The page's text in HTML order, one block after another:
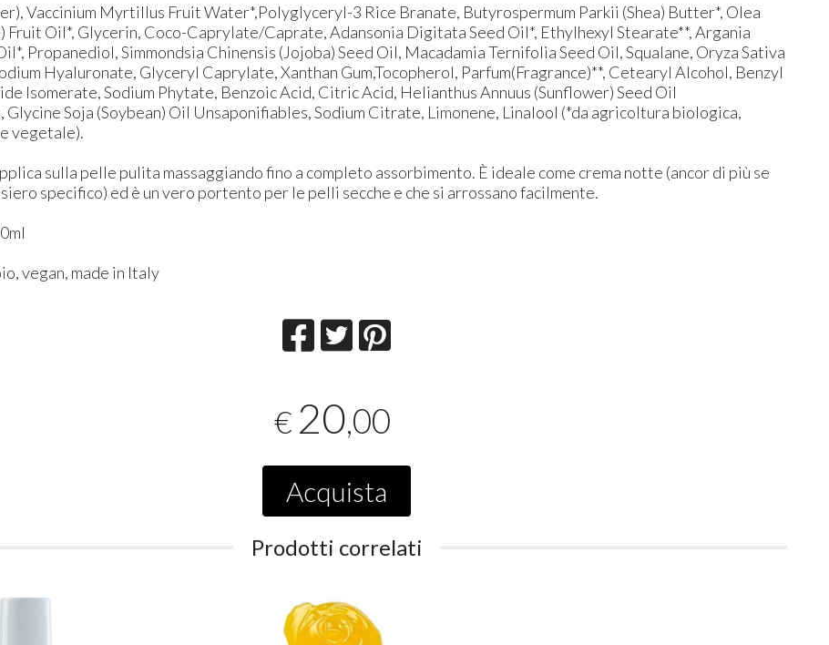
Vaccinium Myrtillus Fruit Water*,Polyglyceryl-3 Rice Branate, Butyrospermum Parkii (Shea) Butter*, Olea
Fruit Oil*, Glycerin, Coco-Caprylate/Caprate, Adansonia Digitata Seed Oil*, Ethylhexyl Stearate**, Argania
Propanediol, Simmondsia Chinensis (Jojoba) Seed Oil, Macadamia Ternifolia Seed Oil, Squalane, Oryza Sativa
Hyaluronate, Glyceryl Caprylate, Xanthan Gum,Tocopherol, Parfum(Fragrance)**, Cetearyl Alcohol, Benzyl
Isomerate, Sodium Phytate, Benzoic Acid, Citric Acid, Helianthus Annuus (Sunflower) Seed Oil
Glycine Soja (Soybean) Oil Unsaponifiables, Sodium Citrate, Limonene, Linalool (*da agricoltura biologica,
vegetale).
sulla pelle pulita massaggiando fino a completo assorbimento. È ideale come crema notte (ancor di più se
specifico) ed è un vero portento per le pelli secche e che si arrossano facilmente.
vegan, made in Italy
€ 20,00
Acquista
Prodotti correlati